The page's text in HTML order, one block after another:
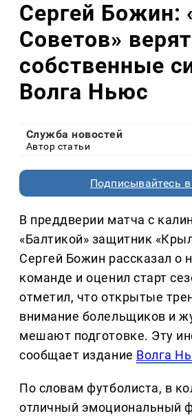
Сергей Божин:
Советов»
собственные
Волга Ньюс
Служба новостей
Автор статьи
Подписывайтесь
В преддверии матча с
«Балтикой» защитник
Сергей Божин рассказал о
команде и оценил старт
отметил, что открытые
внимание болельщиков и
мешают подготовке. Эту
сообщает издание Волга
По словам футболиста, в
отличный эмоциональный